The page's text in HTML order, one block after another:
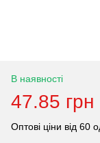
В наявності
47.85 грн
Оптові ціни від 60